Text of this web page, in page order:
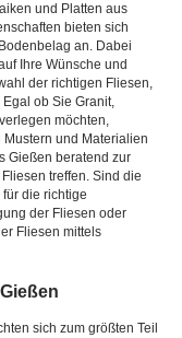
und Platten aus
bieten sich
an. Dabei
Ihre Wünsche und
der richtigen Fliesen,
ob Sie Granit,
möchten,
und Materialien
Gießen beratend zur
treffen. Sind die
die richtige
der Fliesen oder
Fliesen mittels
sich zum größten Teil